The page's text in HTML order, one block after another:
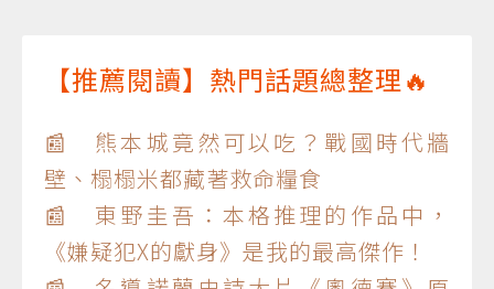
【推薦閱讀】熱門話題總整理🔥
📰 熊本城竟然可以吃？戰國時代牆
壁、榻榻米都藏著救命糧食
📰 東野圭吾：本格推理的作品中，
《嫌疑犯X的獻身》是我的最高傑作！